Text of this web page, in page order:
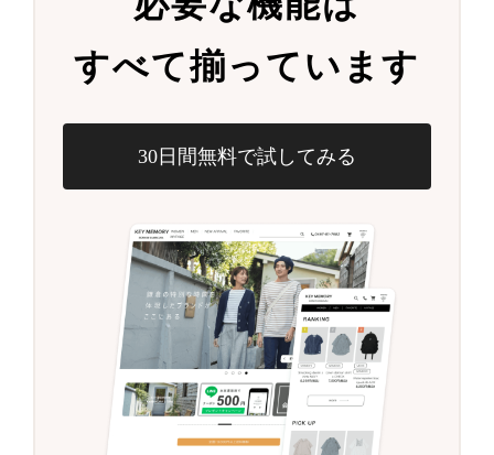
すべて揃っています
30日間無料で試してみる